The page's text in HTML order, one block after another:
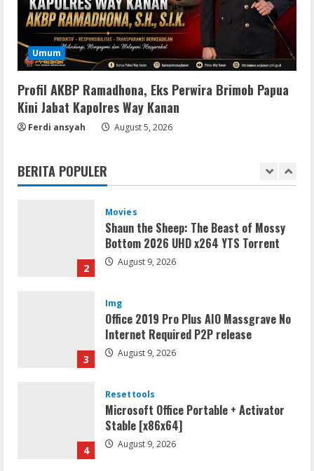
Umum
Profil AKBP Ramadhona, Eks Perwira Brimob Papua
Kini Jabat Kapolres Way Kanan
Ferdi ansyah August 5, 2026
BERITA POPULER
5
Coop
The Sinking City 2 Cracked Update
Repack Updated Desktop Version
.torrent
August 9, 2026
1
Resettools
CuteFTP Professional Free[Activated]
2
Movies
Shaun the Sheep: The Beast of Mossy
Bottom 2026 UHD x264 YTS Torrent
August 9, 2026
3
Img
Office 2019 Pro Plus AIO Massgrave No
Internet Required P2P release
August 9, 2026
4
Resettools
Microsoft Office Portable + Activator
Stable [x86x64]
August 9, 2026